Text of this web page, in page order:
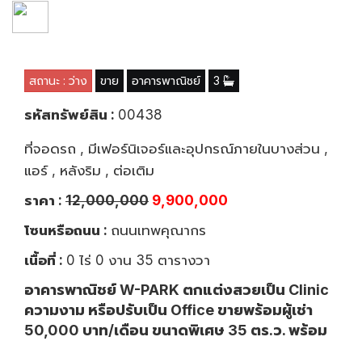
สถานะ : ว่าง ขาย อาคารพาณิชย์ 3
รหัสทรัพย์สิน : 00438
ที่จอดรถ , มีเฟอร์นิเจอร์และอุปกรณ์ภายในบางส่วน ,
แอร์ , หลังริม , ต่อเติม
ราคา : 12,000,000 9,900,000
โซนหรือถนน : ถนนเทพคุณากร
เนื้อที่ : 0 ไร่ 0 งาน 35 ตารางวา
อาคารพาณิชย์ W-PARK ตกแต่งสวยเป็น Clinic
ความงาม หรือปรับเป็น Office ขายพร้อมผู้เช่า
50,000 บาท/เดือน ขนาดพิเศษ 35 ตร.ว. พร้อม